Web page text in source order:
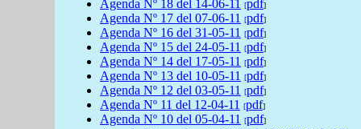
Agenda Nº 18 del 14-06-11 [pdf]
Agenda Nº 17 del 07-06-11 [pdf]
Agenda Nº 16 del 31-05-11 [pdf]
Agenda Nº 15 del 24-05-11 [pdf]
Agenda Nº 14 del 17-05-11 [pdf]
Agenda Nº 13 del 10-05-11 [pdf]
Agenda Nº 12 del 03-05-11 [pdf]
Agenda Nº 11 del 12-04-11 [pdf]
Agenda Nº 10 del 05-04-11 [pdf]